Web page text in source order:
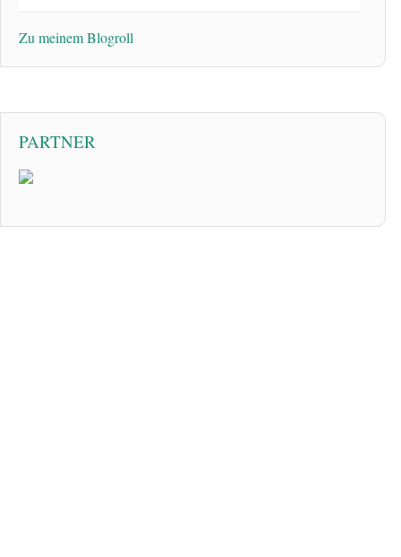
Zu meinem Blogroll
PARTNER